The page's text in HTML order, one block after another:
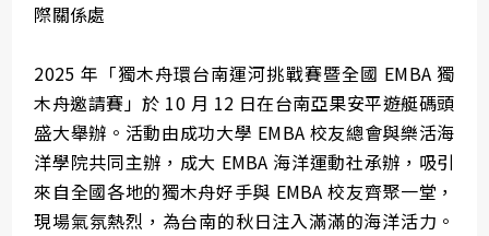
際關係處
2025 年「獨木舟環台南運河挑戰賽暨全國 EMBA 獨
木舟邀請賽」於 10 月 12 日在台南亞果安平遊艇碼頭
盛大舉辦。活動由成功大學 EMBA 校友總會與樂活海
洋學院共同主辦，成大 EMBA 海洋運動社承辦，吸引
來自全國各地的獨木舟好手與 EMBA 校友齊聚一堂，
現場氣氛熱烈，為台南的秋日注入滿滿的海洋活力。